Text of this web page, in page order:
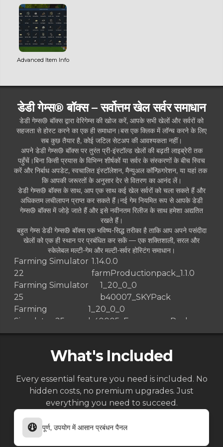
Advanced Item Info
डेडी गेम्स® बॉक्स – सर्वोत्तम खेल सर्वर समाधान
डेडी गेम्स® बॉक्स द्वारा वेरिगेम्स की खोज करें, आपके सभी खेलों और सर्वरों को
सहजता से होस्ट करने का एक ही समाधान।बस एक क्लिक में लॉन्च करने के लिए
सब कुछ तैयार है, कोई जटिल सेटअप की आवश्यकता नहीं।
अपने डेडी गेम्स® बॉक्स पर तुरंत प्री-इंस्टॉल्ड खेलों की बढ़ती लाइब्रेरी तक
पहुँचें।बिना किसी प्रयास के विभिन्न शीर्षकों या सर्वर के संस्करणों के बीच स्विच
करें और निर्बाध अपडेट, स्वचालित इंस्टॉलेशन, मैन्युअल कॉन्फ़िगरेशन, या यहां तक ​​
कि आपकी जरूरतों के अनुसार देर से वितरण का आनंद लें।
डेडी गेम्स® बॉक्स के साथ, आप एक साथ कई खेल सर्वरों को चला सकते हैं और
अधिकतम लचीलापन प्राप्त कर सकते हैं।नई गेम नियमित रूप से आपके डेडी
गेम्स® बॉक्स में जोड़े जाते हैं और इसे नवीनतम रिलीज के साथ हमेशा अद्यतित
रखते हैं।
बहुत गेम्स डेडी गेम्स® बॉक्स एक भविष्य-सिद्ध तरीका है ताकि आप अपने पसंदीदा
खेलों को एक ही स्थान पर प्रबंधित कर सकें — एक शक्तिशाली, सरल और
स्केलेबल मल्टी-गेम और मल्टी-सर्वर होस्टिंग समाधान।
Farming Simulator
22
1.14.0.0
farmProductionpack_1.1.0
Farming Simulator
25
1_20_0_0
b40007_SKYPack
Farming
Simulator 25
1_20_0_0
b40005_EmergencyPack
Farming Simulator 251.19.0.0 b39356
Farming Simulator 251.17.0.0 b38177.Vredo
Farming Simulator 251.16.0.2 b37953
Farming Simulator 251.16.0.0 b37675
Farming Simulator 251.15.0.0 b36873
Farming Simulator 25
Farming Simulator 251.14.0.0 HF.1.1.b36545
Farming Simulator 25
What's Included
Every essential feature you need is included. No
hidden costs, no premium upgrades. Just
everything you need to succeed.
पूर्ण, उपयोग में आसान प्रबंधन पैनल